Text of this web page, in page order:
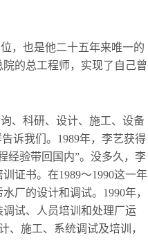
，也是他二十五年来唯一的
的总工程师，实现了自己曾
、科研、设计、施工、设备
诉我们。1989年，李艺获得
经验带回国内”。没多久，李
证书。在1989～1990这一年
厂的设计和调试。1990年，
试、人员培训和处理厂运
、施工、系统调试及培训，